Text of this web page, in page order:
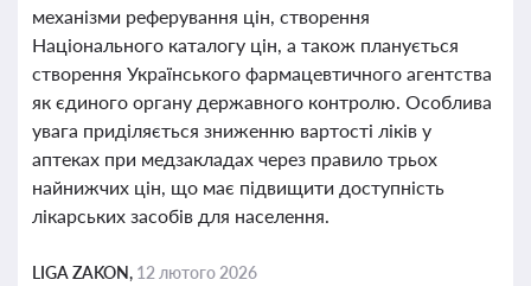
механізми реферування цін, створення
Національного каталогу цін, а також планується
створення Українського фармацевтичного агентства
як єдиного органу державного контролю. Особлива
увага приділяється зниженню вартості ліків у
аптеках при медзакладах через правило трьох
найнижчих цін, що має підвищити доступність
лікарських засобів для населення.
LIGA ZAKON, 12 лютого 2026